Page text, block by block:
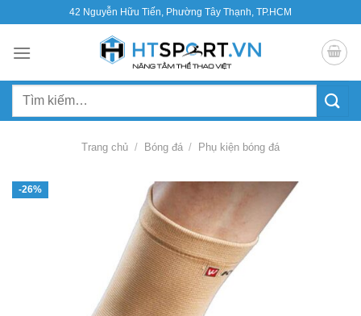
nội
42 Nguyễn Hữu Tiến, Phường Tây Thạnh, TP.HCM
Tìm
Trang chủ / Bóng đá / Phụ kiện bóng đá
-26%